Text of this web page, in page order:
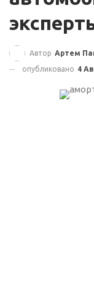
Автор Артем
опубликовано 4